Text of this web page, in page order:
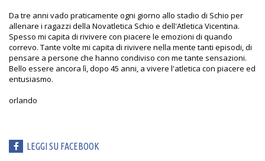
Da tre anni vado praticamente ogni giorno allo stadio di Schio per
allenare i ragazzi della Novatletica Schio e dell'Atletica Vicentina.
Spesso mi capita di rivivere con piacere le emozioni di quando
correvo. Tante volte mi capita di rivivere nella mente tanti episodi, di
pensare a persone che hanno condiviso con me tante sensazioni.
Bello essere ancora lì, dopo 45 anni, a vivere l'atletica con piacere ed
entusiasmo.
orlando
LEGGI SU FACEBOOK